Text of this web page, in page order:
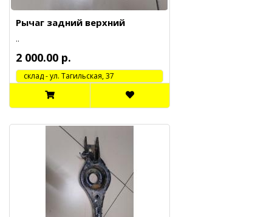
Рычаг задний верхний
..
2 000.00 р.
cклад - ул. Тагильская, 37